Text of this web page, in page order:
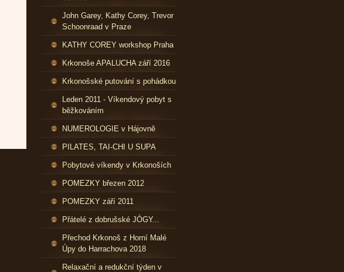
John Garey, Kathy Corey, Trevor
Schoonraad v Praze
KATHY COREY workshop Praha
Krkonoše APALUCHA září 2016
Krkonošské putování s pohádkou
Leden 2011 - Víkendový pobyt s
běžkováním
NUMEROLOGIE v Hájovně
PILATES, TAI-CHI U SUPA
Pobytové víkendy v Krkonoších
POMEZKY březen 2012
POMEZKY září 2011
Přátelé z dobrušské JÓGY...
Přechod Krkonoš z Horní Malé
Úpy do Harrachova 2018
Relaxační a redukční týden v